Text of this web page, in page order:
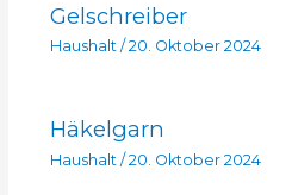
Gelschreiber
Haushalt / 20. Oktober 2024
Häkelgarn
Haushalt /20. Oktober 2024